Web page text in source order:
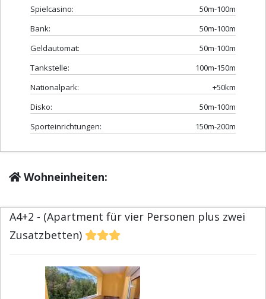
Spielcasino:
50m-100m
Bank:
50m-100m
Geldautomat:
50m-100m
Tankstelle:
100m-150m
Nationalpark:
+50km
Disko:
50m-100m
Sporteinrichtungen:
150m-200m
Wohneinheiten:
A4+2 - (Apartment für vier Personen plus zwei
Zusatzbetten)